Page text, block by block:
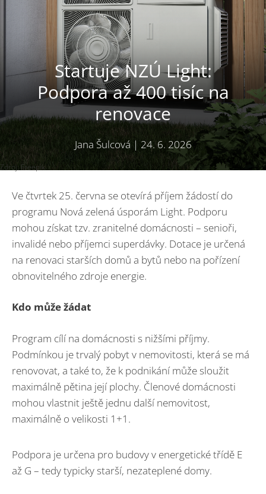
Startuje NZÚ Light:
Podpora až 400 tisíc na
renovace
Jana Šulcová | 24. 6. 2026
Zdroj: Freepik
Ve čtvrtek 25. června se otevírá příjem žádostí do
programu Nová zelená úsporám Light. Podporu
mohou získat tzv. zranitelné domácnosti – senioři,
invalidé nebo příjemci superdávky. Dotace je určená
na renovaci starších domů a bytů nebo na pořízení
obnovitelného zdroje energie.
Kdo může žádat
Program cílí na domácnosti s nižšími příjmy.
Podmínkou je trvalý pobyt v nemovitosti, která se má
renovovat, a také to, že k podnikání může sloužit
maximálně pětina její plochy. Členové domácnosti
mohou vlastnit ještě jednu další nemovitost,
maximálně o velikosti 1+1.
Podpora je určena pro budovy v energetické třídě E
až G – tedy typicky starší, nezateplené domy.